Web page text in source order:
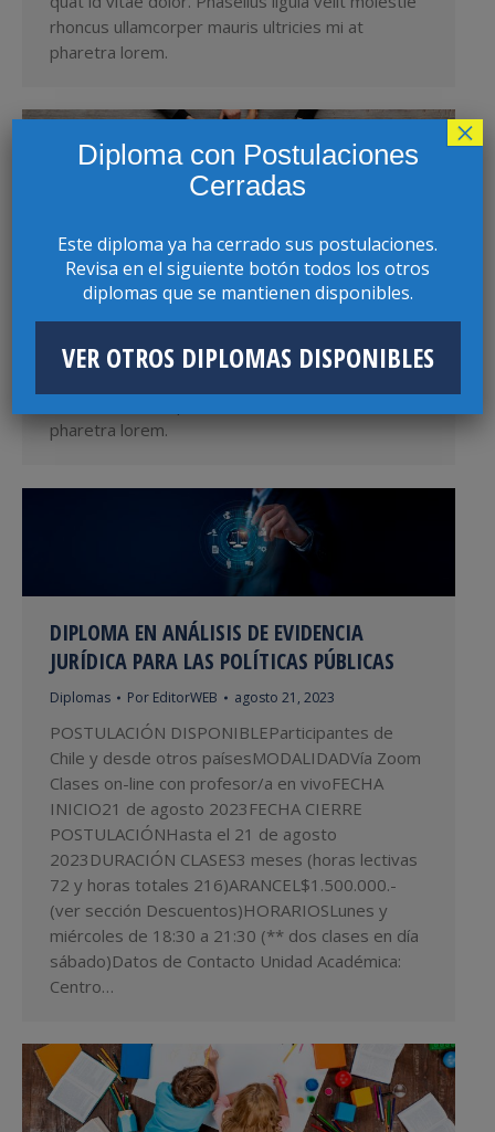
rhoncus ullamcorper mauris ultricies mi at
pharetra lorem.
DIPLOMA EN REESTRUCTURACIÓN DE
EMPRESAS Y LIQUIDACIÓN CONCURSAL
Diplomas PorEditorWEB agosto 22, 2023
Amet ipsum id sem quis mauris porttitor conse
pharetra lorem.
DIPLOMA EN ANÁLISIS DE EVIDENCIA
JURÍDICA PARA LAS POLÍTICAS PÚBLICAS
Diplomas Por EditorWEB agosto 21, 2023
POSTULACIÓN DISPONIBLEParticipantes de
Chile y desde otros paísesMODALIDADVía Zoom
Clases on-line con profesor/a en vivoFECHA
INICIO21 de agosto 2023FECHA CIERRE
POSTULACIÓNHasta el 21 de agosto
2023DURACIÓN CLASES3 meses (horas lectivas
72 y horas totales 216)ARANCEL$1.500.000.-
(ver sección Descuentos)HORARIOSLunes y
miércoles de 18:30 a 21:30 (** dos clases en día
sábado)Datos de Contacto Unidad Académica:
Centro…
Diploma con Postulaciones
Cerradas
Este diploma ya ha cerrado sus postulaciones.
Revisa en el siguiente botón todos los otros
diplomas que se mantienen disponibles.
VER OTROS DIPLOMAS DISPONIBLES
×